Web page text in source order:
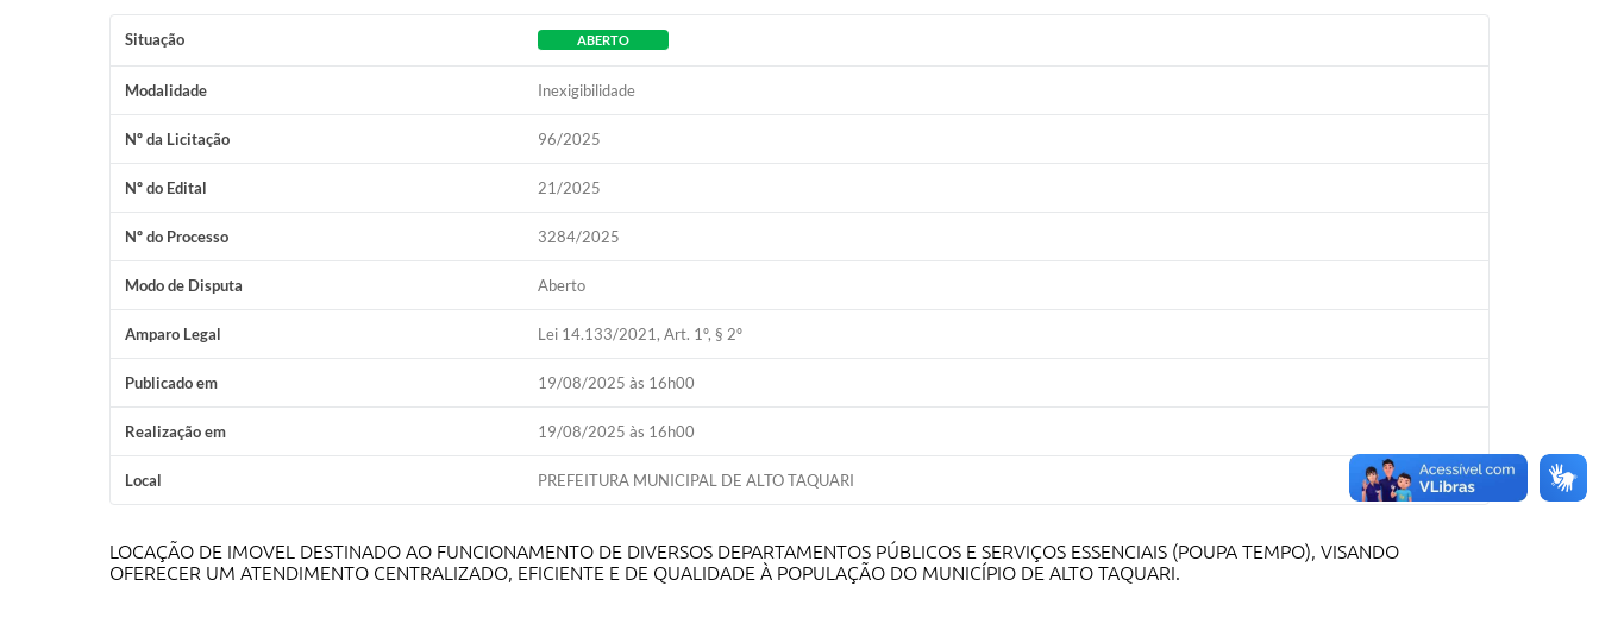
Situação ABERTO
Modalidade Inexigibilidade
Nº da Licitação 96/2025
Nº do Edital 21/2025
Nº do Processo 3284/2025
Modo de Disputa Aberto
Amparo Legal Lei 14.133/2021, Art. 1º, § 2º
Publicado em 19/08/2025 às 16h00
Realização em 19/08/2025 às 16h00
Local PREFEITURA MUNICIPAL DE ALTO TAQUARI
LOCAÇÃO DE IMOVEL DESTINADO AO FUNCIONAMENTO DE DIVERSOS DEPARTAMENTOS PÚBLICOS E SERVIÇOS ESSENCIAIS (POUPA TEMPO), VISANDO
OFERECER UM ATENDIMENTO CENTRALIZADO, EFICIENTE E DE QUALIDADE À POPULAÇÃO DO MUNICÍPIO DE ALTO TAQUARI.